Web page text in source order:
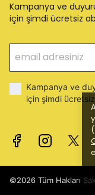
Kampanya ve
için şimdi ücretsiz
Kampanya ve
için şimdi
©2026 Tüm Hakları